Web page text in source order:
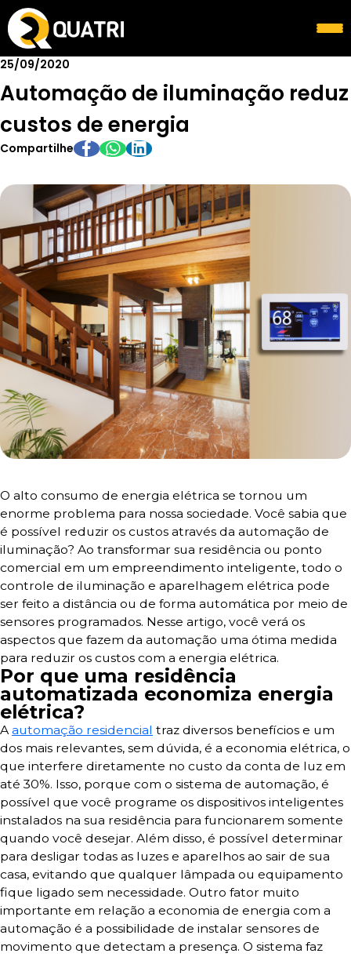
25/09/2020
Automação de iluminação reduz
custos de energia
Compartilhe
O alto consumo de energia elétrica se tornou um
enorme problema para nossa sociedade. Você sabia que
é possível reduzir os custos através da automação de
iluminação? Ao transformar sua residência ou ponto
comercial em um empreendimento inteligente, todo o
controle de iluminação e aparelhagem elétrica pode
ser feito a distância ou de forma automática por meio de
sensores programados. Nesse artigo, você verá os
aspectos que fazem da automação uma ótima medida
para reduzir os custos com a energia elétrica.
Por que uma residência
automatizada economiza energia
elétrica?
A automação residencial traz diversos benefícios e um
dos mais relevantes, sem dúvida, é a economia elétrica, o
que interfere diretamente no custo da conta de luz em
até 30%. Isso, porque com o sistema de automação, é
possível que você programe os dispositivos inteligentes
instalados na sua residência para funcionarem somente
quando você desejar. Além disso, é possível determinar
para desligar todas as luzes e aparelhos ao sair de sua
casa, evitando que qualquer lâmpada ou equipamento
fique ligado sem necessidade. Outro fator muito
importante em relação a economia de energia com a
automação é a possibilidade de instalar sensores de
movimento que detectam a presença. O sistema faz